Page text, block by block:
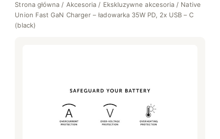
Strona główna / Akcesoria / Ekskluzywne akcesoria / Native
Union Fast GaN Charger – ładowarka 35W PD, 2x USB – C
(black)